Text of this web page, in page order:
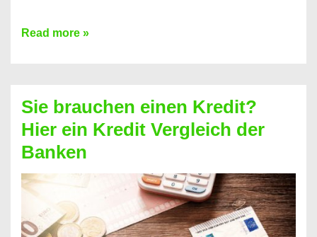
Brauchen
Summe
Geld?
Hier
einen
10000
Euro
Kredit
Read more »
Sie brauchen einen Kredit?
Hier ein Kredit Vergleich der
Banken